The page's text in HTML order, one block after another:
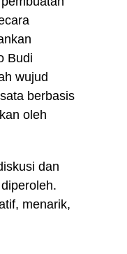
Budi
wujud
berbasis
oleh
dan
menarik,